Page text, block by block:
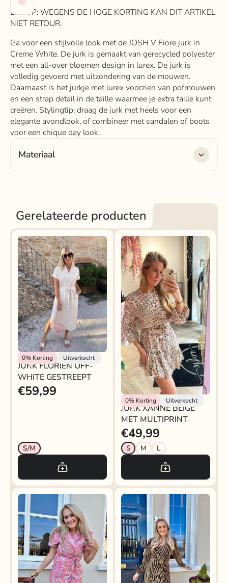
LET OP: WEGENS DE HOGE KORTING KAN DIT ARTIKEL
NIET RETOUR.
Ga voor een stijlvolle look met de JOSH V Fiore jurk in
Creme White. De jurk is gemaakt van gerecycled polyester
met een all-over bloemen design in lurex. De jurk is
volledig gevoerd met uitzondering van de mouwen.
Daarnaast is het jurkje met lurex voorzien van pofmouwen
en een strap detail in de taille waarmee je extra taille kunt
creëren. Stylingtip: draag de jurk met heels voor een
elegante avondlook, of combineer met sandalen of boots
voor een chique day look.
Materiaal
Gerelateerde producten
0% Korting Uitverkocht
Rokjeklokje
JURK FLORIEN OFF-
WHITE GESTREEPT
€59,99
S/M
0%Korting Uitverkocht
Rokjeklokje
JURK XANNE BEIGE
MET MULTIPRINT
€49,99
S M L